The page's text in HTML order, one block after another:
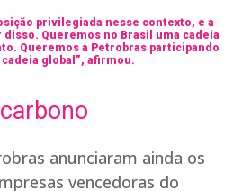
privilegiada nesse contexto, e a
Queremos no Brasil uma cadeia
Queremos a Petrobras participando
cadeia global”, afirmou.
anunciaram ainda os
vencedoras do